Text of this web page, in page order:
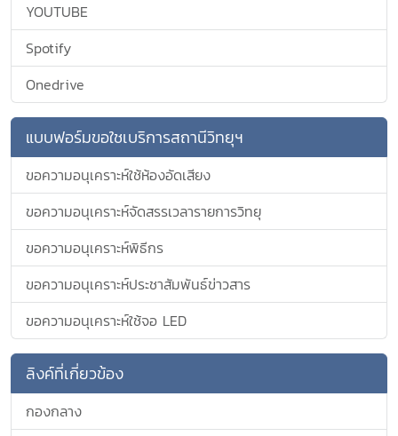
YOUTUBE
Spotify
Onedrive
แบบฟอร์มขอใชเบริการสถานีวิทยุฯ
ขอความอนุเคราะห์ใช้ห้องอัดเสียง
ขอความอนุเคราะห์จัดสรรเวลารายการวิทยุ
ขอความอนุเคราะห์พิธีกร
ขอความอนุเคราะห์ประชาสัมพันธ์ข่าวสาร
ขอความอนุเคราะห์ใช้จอ LED
ลิงค์ที่เกี่ยวข้อง
กองกลาง